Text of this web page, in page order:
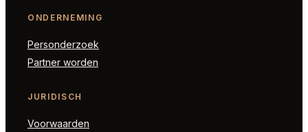
ONDERNEMING
Personderzoek
Partner worden
JURIDISCH
Voorwaarden